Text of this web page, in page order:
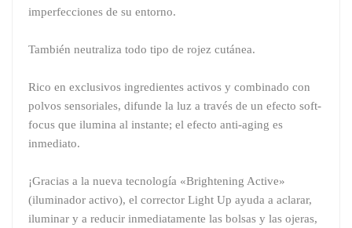
imperfecciones de su entorno.
También neutraliza todo tipo de rojez cutánea.
Rico en exclusivos ingredientes activos y combinado con
polvos sensoriales, difunde la luz a través de un efecto soft-
focus que ilumina al instante; el efecto anti-aging es
inmediato.
¡Gracias a la nueva tecnología «Brightening Active»
(iluminador activo), el corrector Light Up ayuda a aclarar,
iluminar y a reducir inmediatamente las bolsas y las ojeras,